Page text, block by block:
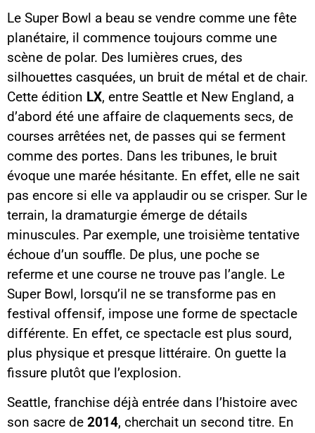
Le Super Bowl a beau se vendre comme une fête
planétaire, il commence toujours comme une
scène de polar. Des lumières crues, des
silhouettes casquées, un bruit de métal et de chair.
Cette édition LX, entre Seattle et New England, a
d’abord été une affaire de claquements secs, de
courses arrêtées net, de passes qui se ferment
comme des portes. Dans les tribunes, le bruit
évoque une marée hésitante. En effet, elle ne sait
pas encore si elle va applaudir ou se crisper. Sur le
terrain, la dramaturgie émerge de détails
minuscules. Par exemple, une troisième tentative
échoue d’un souffle. De plus, une poche se
referme et une course ne trouve pas l’angle. Le
Super Bowl, lorsqu’il ne se transforme pas en
festival offensif, impose une forme de spectacle
différente. En effet, ce spectacle est plus sourd,
plus physique et presque littéraire. On guette la
fissure plutôt que l’explosion.
Seattle, franchise déjà entrée dans l’histoire avec
son sacre de 2014, cherchait un second titre. En